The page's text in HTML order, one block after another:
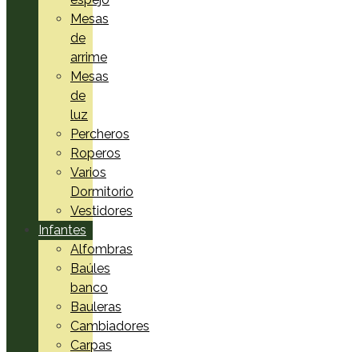
Mesas
de
arrime
Mesas
de
luz
Percheros
Roperos
Varios
Dormitorio
Vestidores
Infantes
Alfombras
Baúles
banco
Bauleras
Cambiadores
Carpas